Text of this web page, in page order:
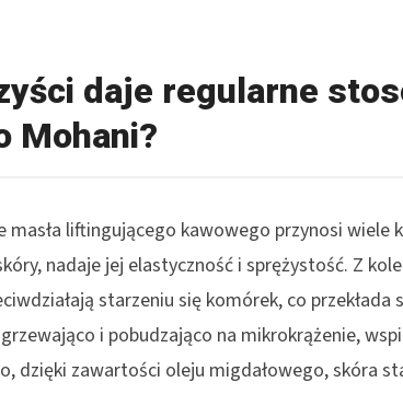
daje regularne
Mohani?
masła liftingującego kawowego przynosi wiele
nadaje jej elastyczność i sprężystość. Z
starzeniu się komórek, co przekłada
i pobudzająco na mikrokrążenie,
dzięki zawartości oleju migdałowego, skóra